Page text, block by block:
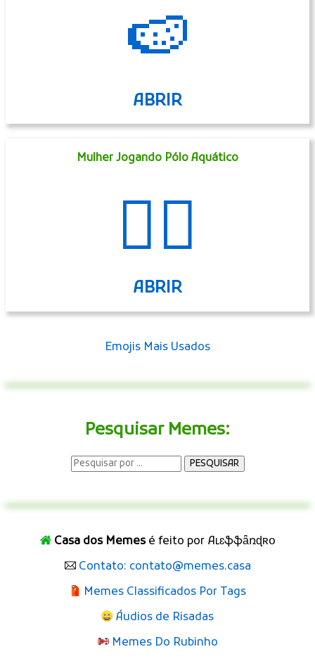
🍉
ABRIR
Mulher Jogando Pólo Aquático
🤽‍♀️
ABRIR
Emojis Mais Usados
Pesquisar Memes:
Casa dos Memesé feito por Aʟɛֆֆǟռɖʀօ
Contato: contato@memes.casa
Memes Classificados Por Tags
Áudios de Risadas
Memes Do Rubinho